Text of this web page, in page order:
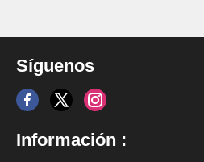
Síguenos
Información :